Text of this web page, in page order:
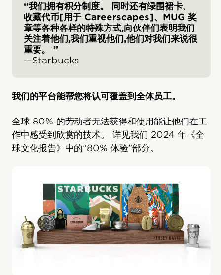
“我们拥有积分制度。 同时还有绿围裙卡、
收藏代币[用于 Careerscapes]、MUG 奖
章等各种各样的特殊方式,向伙伴们表明我们
关注着他们,我们重视他们,他们对我们来说很
重要。 ”
—Starbucks
我们的平台能帮您将认可覆盖到全体员工。
全球 80% 的劳动者无法获得和使用能让他们在工
作中感受到欣赏的技术。 详见我们 2024 年《全
球文化报告》中的“80% 体验”部分。